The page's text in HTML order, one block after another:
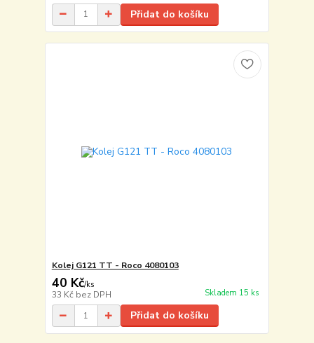
Přidat do košíku
Kolej G121 TT - Roco 4080103
40 Kč/ks
33 Kč bez DPH Skladem 15 ks
Přidat do košíku